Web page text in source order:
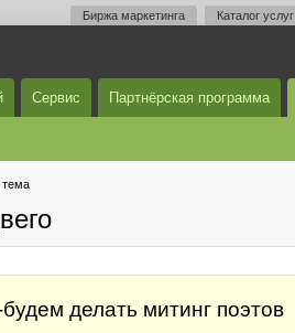
Биржа маркетинга Каталог услуг
Сервис Партнёрская программа
тема
делать митинг поэтов